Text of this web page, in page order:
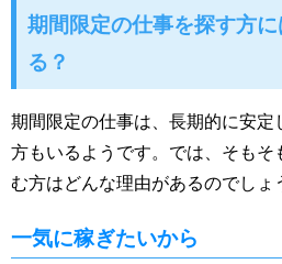
期間限定の仕事を探す方
る？
期間限定の仕事は、長期的に安定
方もいるようです。では、そもそ
む方はどんな理由があるのでしょ
一気に稼ぎたいから